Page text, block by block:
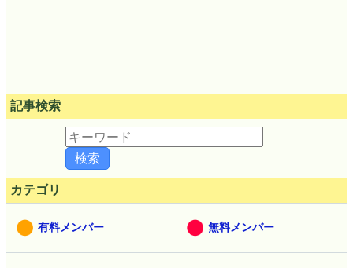
記事検索
カテゴリ
有料メンバー 無料メンバー